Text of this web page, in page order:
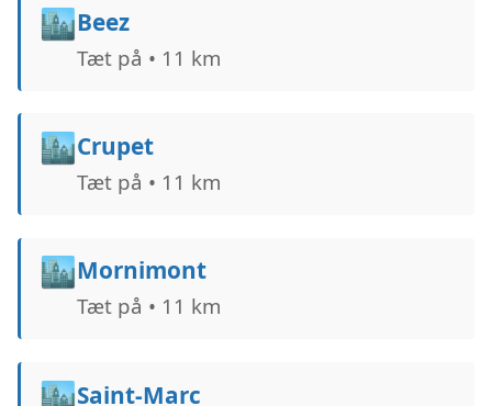
🏙️Beez
Tæt på • 11 km
🏙️Crupet
Tæt på • 11 km
🏙️Mornimont
Tæt på • 11 km
🏙️Saint-Marc